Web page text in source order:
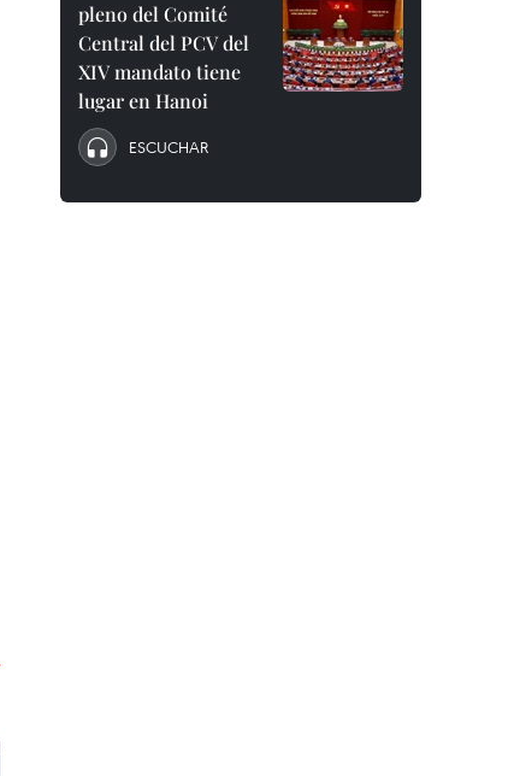
pleno del Comité
Central del PCV del
XIV mandato tiene
lugar en Hanoi
ESCUCHAR